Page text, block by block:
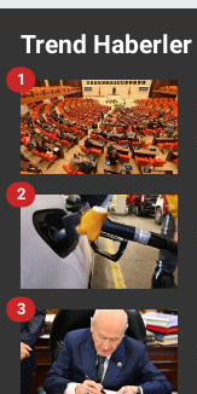
Trend Haberler
1
2
3